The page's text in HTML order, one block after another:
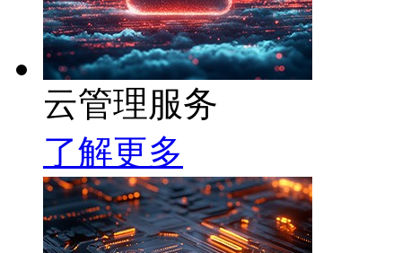
云管理服务
了解更多